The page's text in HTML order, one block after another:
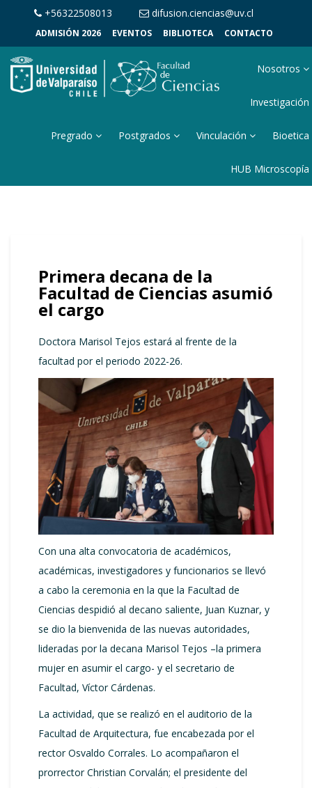
+56322508013 difusion.ciencias@uv.cl
ADMISIÓN 2026 EVENTOS BIBLIOTECA CONTACTO
Nosotros
Investigación
Pregrado Postgrados Vinculación Bioetica
HUB Microscopía
Primera decana de la
Facultad de Ciencias asumió
el cargo
Doctora Marisol Tejos estará al frente de la
facultad por el periodo 2022-26.
Con una alta convocatoria de académicos,
académicas, investigadores y funcionarios se llevó
a cabo la ceremonia en la que la Facultad de
Ciencias despidió al decano saliente, Juan Kuznar, y
se dio la bienvenida de las nuevas autoridades,
lideradas por la decana Marisol Tejos –la primera
mujer en asumir el cargo- y el secretario de
Facultad, Víctor Cárdenas.
La actividad, que se realizó en el auditorio de la
Facultad de Arquitectura, fue encabezada por el
rector Osvaldo Corrales. Lo acompañaron el
prorrector Christian Corvalán; el presidente del